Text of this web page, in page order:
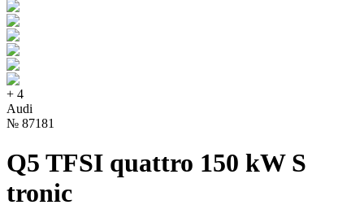
+ 4
Audi
№ 87181
Q5 TFSI quattro 150 kW S
tronic